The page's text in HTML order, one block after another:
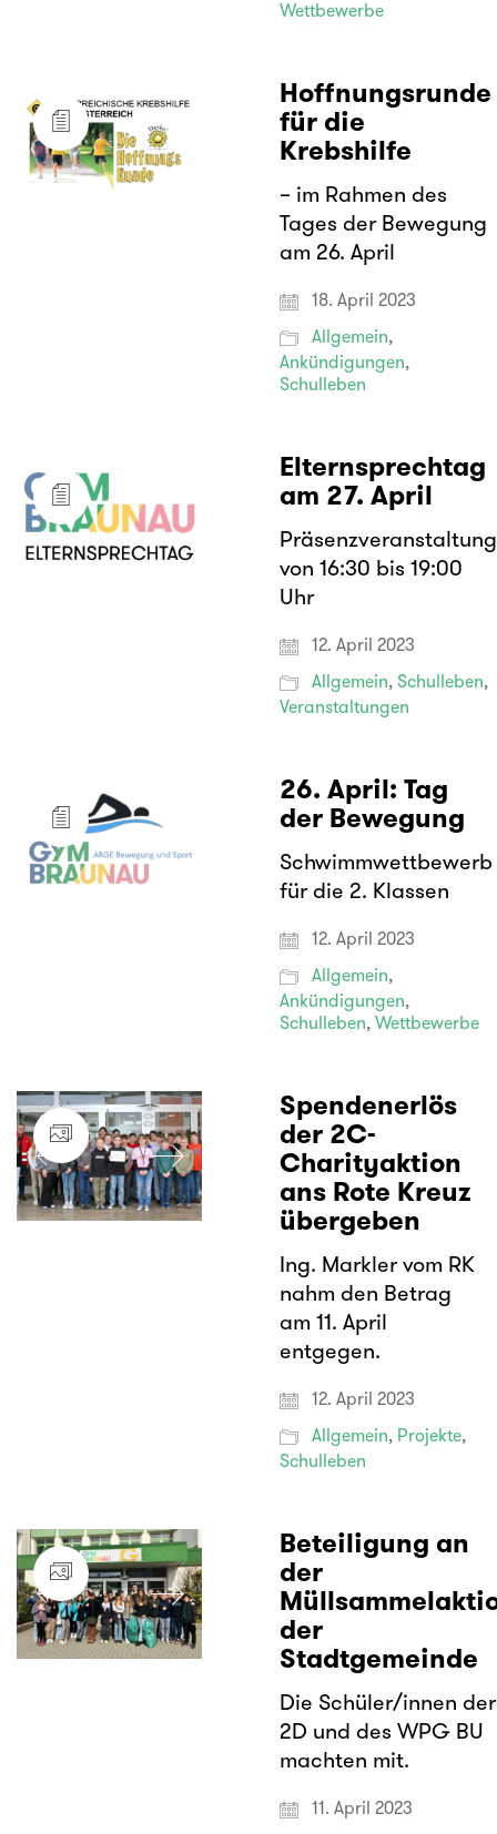
Wettbewerbe
Hoffnungsrunde
für die
Krebshilfe
– im Rahmen des
Tages der Bewegung
am 26. April
18. April 2023
Allgemein,
Ankündigungen,
Schulleben
Elternsprechtag
am 27. April
Präsenzveranstaltung
von 16:30 bis 19:00
Uhr
12. April 2023
Allgemein,Schulleben,
Veranstaltungen
26. April: Tag
der Bewegung
Schwimmwettbewerb
für die 2. Klassen
12. April 2023
Allgemein,
Ankündigungen,
Schulleben, Wettbewerbe
Spendenerlös
der 2C-
Charityaktion
ans Rote Kreuz
übergeben
Ing. Markler vom RK
nahm den Betrag
am 11. April
entgegen.
12. April 2023
Allgemein, Projekte,
Schulleben
Beteiligung an
der
der
Stadtgemeinde
Die Schüler/innen der
2D und des WPG BU
machten mit.
11. April 2023